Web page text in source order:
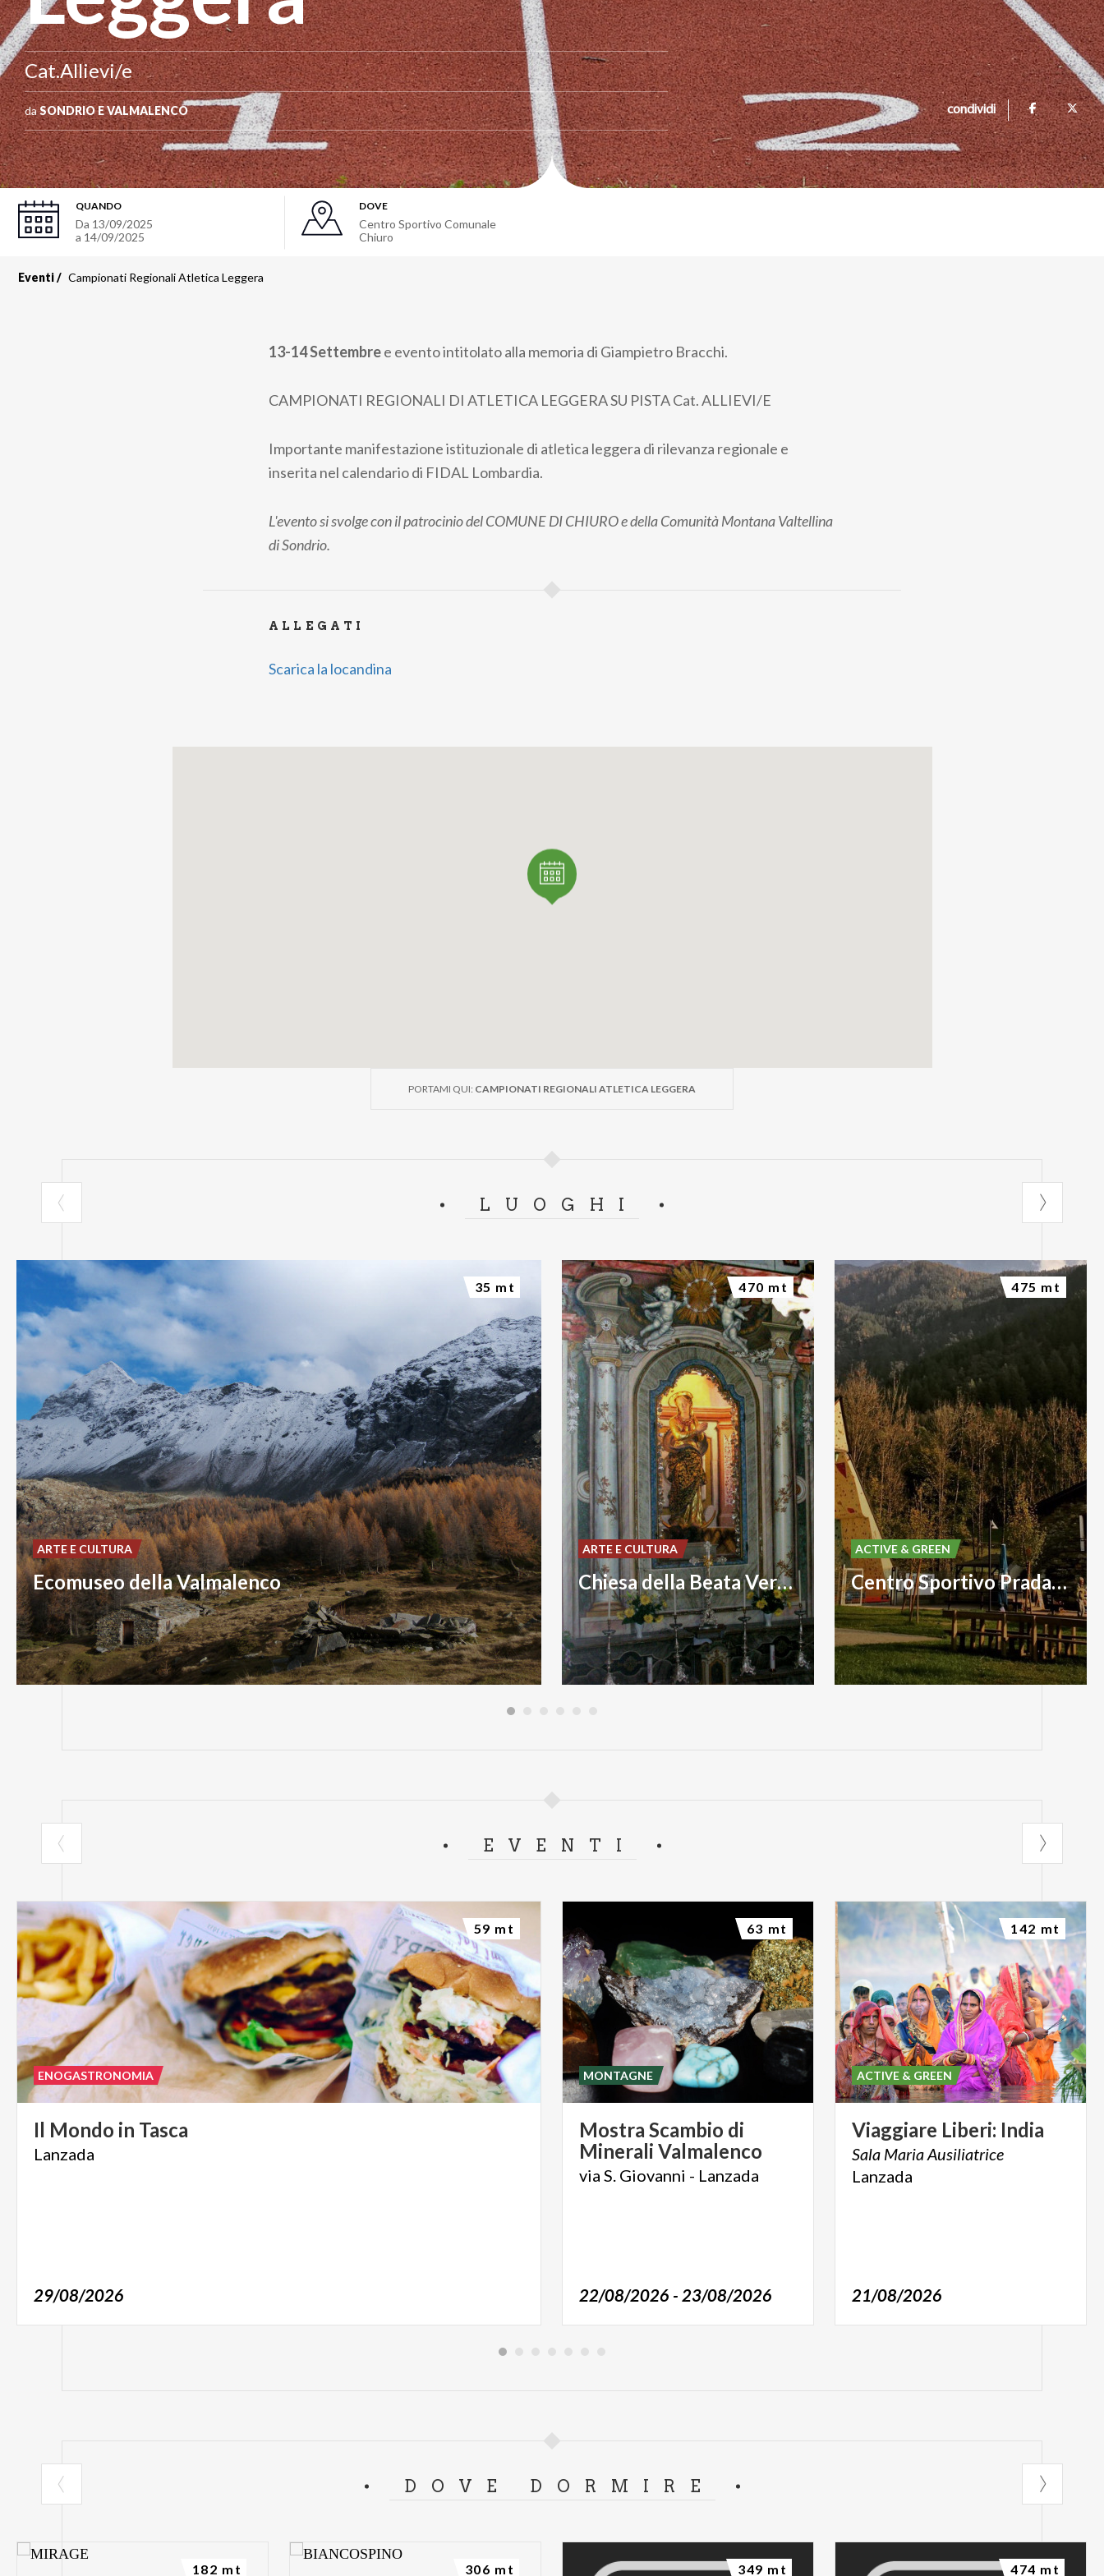
Cat.Allievi/e
daSONDRIO E VALMALENCO condividi
QUANDO
Da 13/09/2025
a 14/09/2025
DOVE
Centro Sportivo Comunale
Chiuro
Eventi Campionati Regionali Atletica Leggera
13-14 Settembree evento intitolato alla memoria di Giampietro Bracchi.
CAMPIONATI REGIONALI DI ATLETICA LEGGERA SU PISTA Cat. ALLIEVI/E
Importante manifestazione istituzionale di atletica leggera di rilevanza regionale e
inserita nel calendario di FIDAL Lombardia.
L'evento si svolge con il patrocinio del COMUNE DI CHIURO e della Comunità Montana Valtellina
di Sondrio.
ALLEGATI
Scarica la locandina
PORTAMI QUI: CAMPIONATI REGIONALI ATLETICA LEGGERA
LUOGHI
Ecomuseo della Valmalenco
ARTE E CULTURA
35 mt
Chiesa della Beata Vergine Immacolata
ARTE E CULTURA
470 mt
Centro Sportivo Pradasc di Lanzada
ACTIVE & GREEN
475 mt
EVENTI
Il Mondo in Tasca
Lanzada
29/08/2026
ENOGASTRONOMIA
59 mt
Mostra Scambio di
Minerali Valmalenco
via S. Giovanni - Lanzada
22/08/2026 - 23/08/2026
MONTAGNE
63 mt
Viaggiare Liberi: India
Sala MariaAusiliatrice
Lanzada
21/08/2026
ACTIVE & GREEN
142 mt
DOVE DORMIRE
182 mt 306 mt 349 mt 474 mt